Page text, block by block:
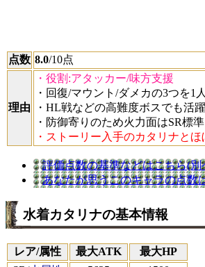
点数 8.0/10点
理由
・役割:アタッカー/味方支援
・回復/マウント/ダメカの3つを1
・HL戦などの高難度ボスでも活躍
・防御寄りのため火力面はSR標
・ストーリー入手のカタリナと
評価点数の基準などはこちら(別
あなたが思うこのキャラの点数
水着カタリナの基本情報
レア/属性 最大ATK
最大HP